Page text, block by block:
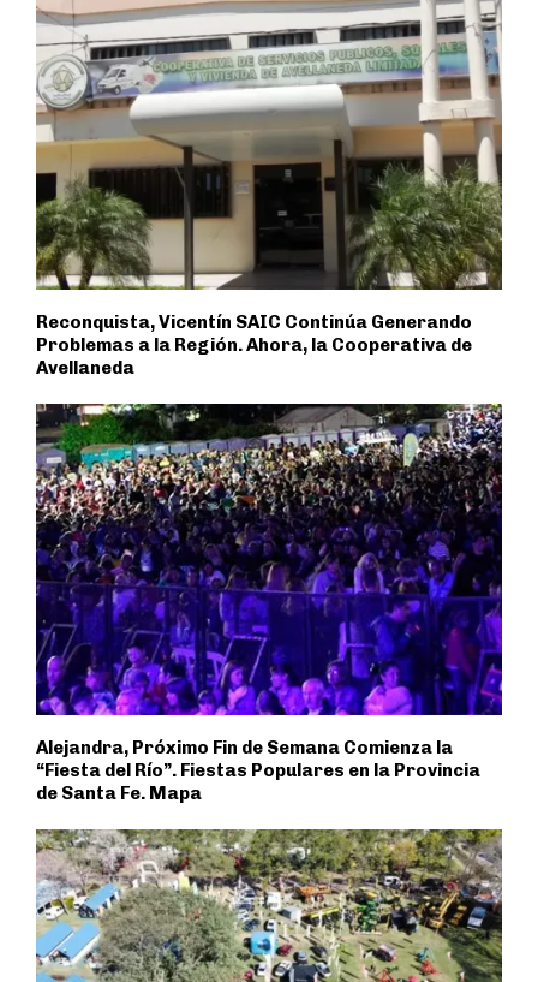
Reconquista, Vicentín SAIC Continúa Generando
Problemas a la Región. Ahora, la Cooperativa de
Avellaneda
Alejandra, Próximo Fin de Semana Comienza la
“Fiesta del Río”. Fiestas Populares en la Provincia
de Santa Fe. Mapa